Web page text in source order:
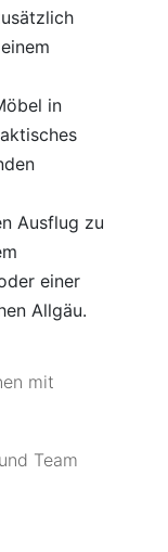
in
Ausflug zu
einer
Allgäu.
mit
Team